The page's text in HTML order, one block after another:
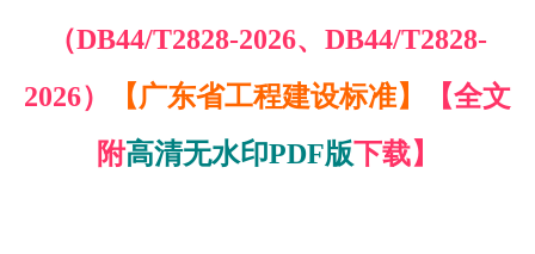
（DB44/T2828-2026、DB44/T2828-
2026）
【广东省工程建设标准】
【全文
附高清无水印PDF版下载】